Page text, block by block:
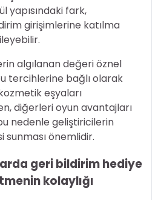
yapısındaki fark,
girişimlerine katılma
algılanan değeri öznel
tercihlerine bağlı olarak
eşyaları
diğerleri oyun avantajları
nedenle geliştiricilerin
sunması önemlidir.
geri bildirim hediye
kolaylığı